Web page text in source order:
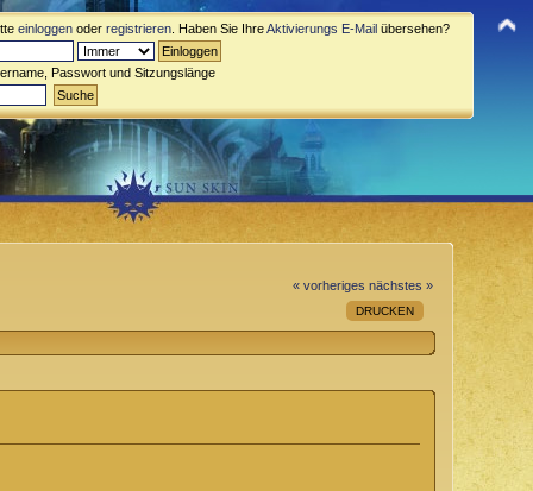
einloggen oder registrieren . Haben Sie IhreAktivierungs E-Mail übersehen?
Passwort und Sitzungslänge
« vorheriges nächstes »
DRUCKEN